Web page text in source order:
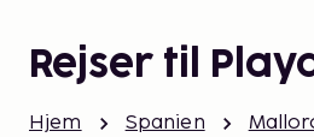
Rejser til
Hjem Spanien